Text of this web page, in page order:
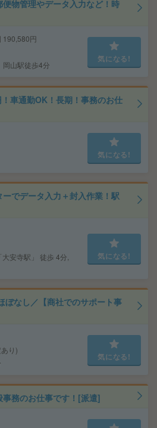
便物管理やデータ入力など！時
円
岡山駅徒歩4分
気になる!
！車通勤OK！長期！事務のお仕
気になる!
ーでデータ入力＋封入作業！駅
安寺駅」 徒歩 4分,
気になる!
ぼなし／【商社でのサポート事
り)
気になる!
務のお仕事です！[派遣]